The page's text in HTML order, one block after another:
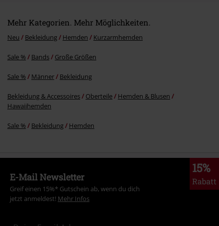
Mehr Kategorien. Mehr Möglichkeiten.
Neu Bekleidung Hemden Kurzarmhemden
Sale % Bands Große Größen
Sale % Männer Bekleidung
Bekleidung & Accessoires Oberteile
Hemden & Blusen
Hawaiihemden
Sale % Bekleidung Hemden
15%
Rabatt
E-Mail Newsletter
Greif einen 15%* Gutschein ab, wenn du dich
jetzt anmeldest! Mehr Infos